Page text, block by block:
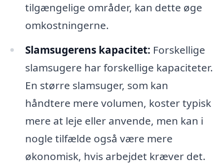
tilgængelige områder, kan dette øge
omkostningerne.
Slamsugerens kapacitet: Forskellige
slamsugere har forskellige kapaciteter.
En større slamsuger, som kan
håndtere mere volumen, koster typisk
mere at leje eller anvende, men kan i
nogle tilfælde også være mere
økonomisk, hvis arbejdet kræver det.